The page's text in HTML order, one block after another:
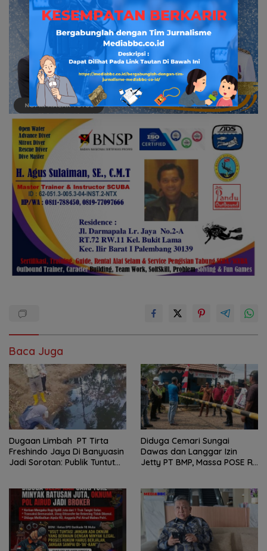
Baca Juga
Dugaan Limbah PT Tirta
Freshindo Jaya Di Banyuasin
Jadi Sorotan: Publik Tuntut
Diduga Cemari Sungai
Dawas dan Langgar Izin
Jetty PT BMP, Massa POSE RI
Tuntas